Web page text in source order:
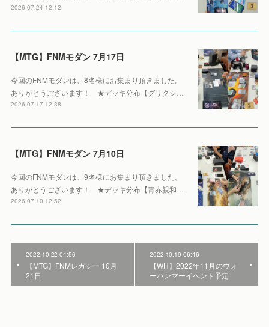
2026.07.24 12:12
【MTG】FNMモダン 7月17日
今回のFNMモダンは、8名様にお集まり頂きました。
ありがとうございます！ ★デッキ分布【グリクシ…
2026.07.17 12:38
【MTG】FNMモダン 7月10日
今回のFNMモダンは、9名様にお集まり頂きました。
ありがとうございます！ ★デッキ分布【青赤親和…
2026.07.10 12:52
2022.10.22 04:56
【MTG】FNMレガシー 10月
21日
2022.10.19 06:46
【WH】2022年11月のウォ
ーハンマーイベント予定